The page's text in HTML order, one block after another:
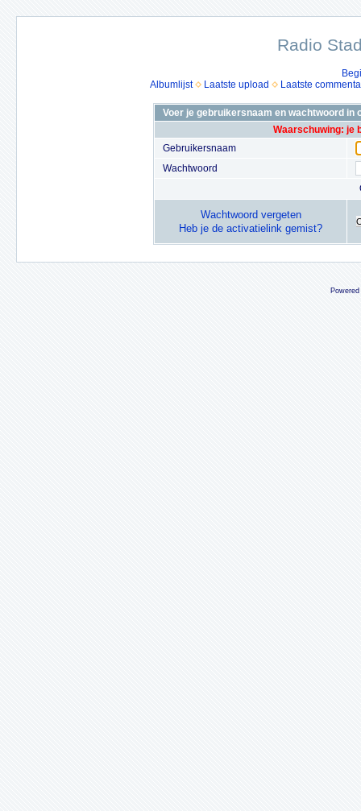
Radio
Albumlijst
Laatste upload Laatste
Voer je gebruikersnaam en wachtwoord in
Waarschuwing: je
Gebruikersnaam
Wachtwoord
Wachtwoord vergeten
Heb je de activatielink gemist?